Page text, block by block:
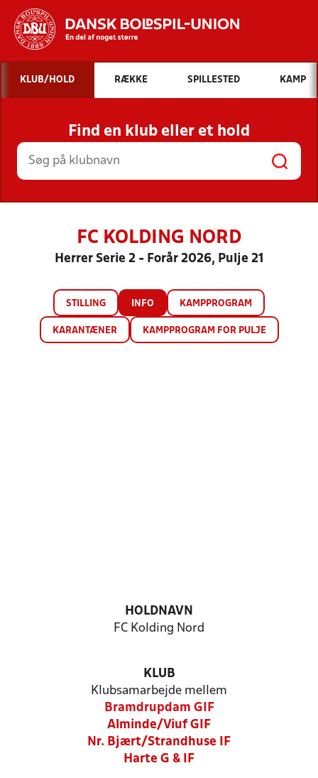
Hvad vil du søge efter?
INDHOLD OG NYHEDER
STILLINGER, RESULTATER, KLUBBER OG
HOLD
KLUB/HOLD RÆKKE SPILLESTED KAMP
Find en klub eller et hold
FC KOLDING NORD
Herrer Serie 2 - Forår 2026, Pulje 21
STILLING INFO KAMPPROGRAM
KARANTÆNER KAMPPROGRAM FOR PULJE
HOLDNAVN
FC Kolding Nord
KLUB
Klubsamarbejde mellem
Bramdrupdam GIF
Alminde/Viuf GIF
Nr. Bjært/Strandhuse IF
Harte G & IF